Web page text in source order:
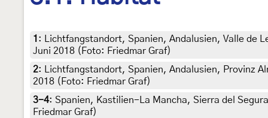
1 : Lichtfangstandort, Spanien, Andalusien, Valle de
Juni 2018 (Foto: Friedmar Graf)
2: Lichtfangstandort, Spanien, Andalusien, Provinz
2018 (Foto: Friedmar Graf)
3-4: Spanien, Kastilien-La Mancha, Sierra del
Friedmar Graf)